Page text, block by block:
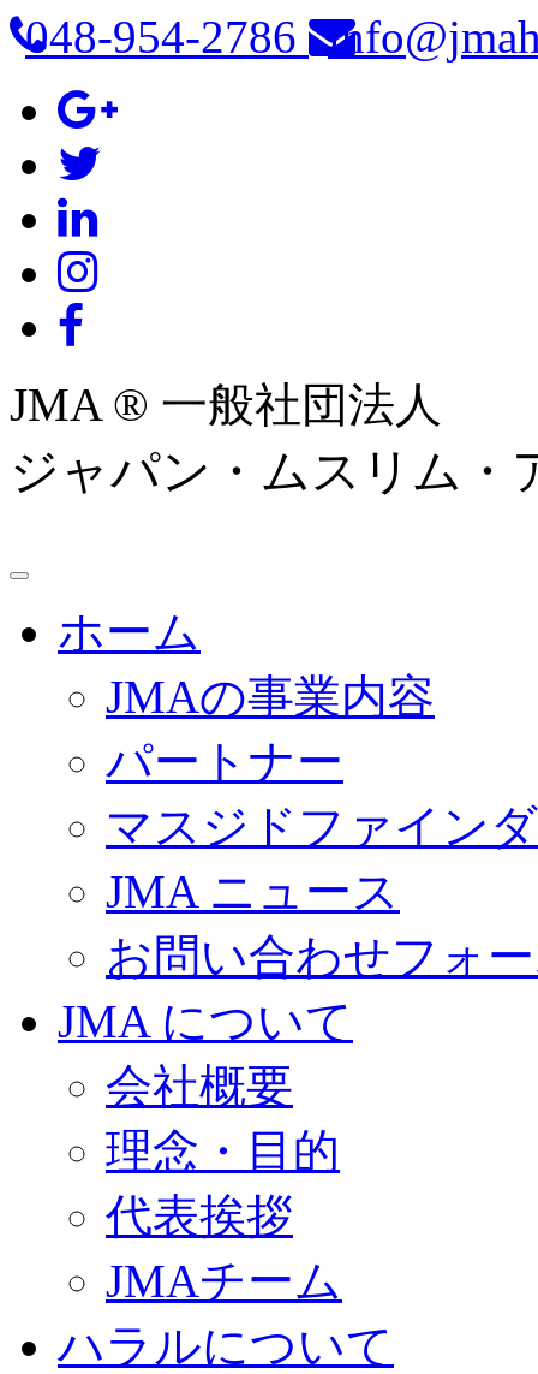
048-954-2786
JMA ® 一般社団法人
ジャパン・ムスリム・
ホーム
JMAの事業内容
パートナー
マスジドファイン
JMA ニュース
お問い合わせフォ
JMA について
会社概要
理念・目的
代表挨拶
JMAチーム
ハラルについて